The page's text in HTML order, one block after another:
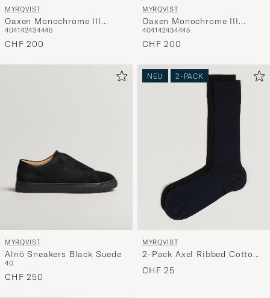
MYRQVIST
Oaxen Monochrome III
Sneakers Black Suede
404142434445
CHF 200
MYRQVIST
Oaxen Monochrome III
Sneakers Dark Grey Suede
404142434445
CHF 200
MYRQVIST
Alnö Sneakers Black Suede
40
CHF 250
NEU 2-PACK
MYRQVIST
2-Pack Axel Ribbed Cotton
Sock Black/Navy
CHF 25